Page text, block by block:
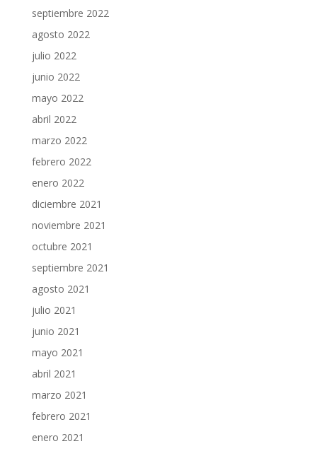
septiembre 2022
agosto 2022
julio 2022
junio 2022
mayo 2022
abril 2022
marzo 2022
febrero 2022
enero 2022
diciembre 2021
noviembre 2021
octubre 2021
septiembre 2021
agosto 2021
julio 2021
junio 2021
mayo 2021
abril 2021
marzo 2021
febrero 2021
enero 2021